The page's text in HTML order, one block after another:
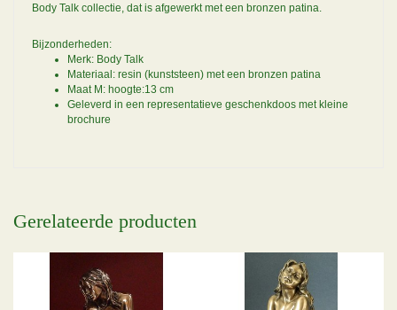
Body Talk collectie, dat is afgewerkt met een bronzen patina.
Bijzonderheden:
Merk: Body Talk
Materiaal: resin (kunststeen) met een bronzen patina
Maat M: hoogte:13 cm
Geleverd in een representatieve geschenkdoos met kleine
brochure
Gerelateerde producten